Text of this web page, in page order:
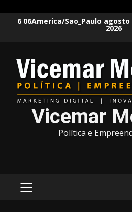
6 06America/Sao_Paulo
2026
Vicemar
Política e
PRIMARY